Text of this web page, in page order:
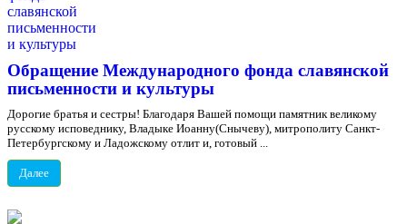
Обращение Международного фонда славянской
письменности и культуры
Дорогие братья и сестры! Благодаря Вашей помощи памятник великому
русскому исповеднику, Владыке Иоанну(Снычеву), митрополиту Санкт-
Петербургскому и Ладожскому отлит и, готовый ...
Далее